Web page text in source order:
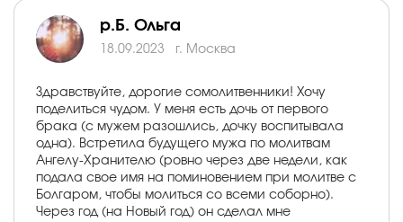
р.Б. Ольга
18.09.2023 г. Москва
Здравствуйте, дорогие сомолитвенники! Хочу
поделиться чудом. У меня есть дочь от первого
брака (с мужем разошлись, дочку воспитывала
одна). Встретила будущего мужа по молитвам
Ангелу-Хранителю (ровно через две недели, как
подала свое имя на поминовением при молитве с
Болгаром, чтобы молиться со всеми соборно).
Через год (на Новый год) он сделал мне